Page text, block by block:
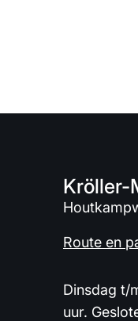
Kröller-
Route en
Dinsdag t/
uur.